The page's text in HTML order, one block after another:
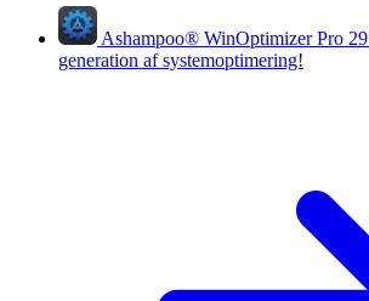
Ashampoo® WinOptimizer Pro 29
generation af systemoptimering!